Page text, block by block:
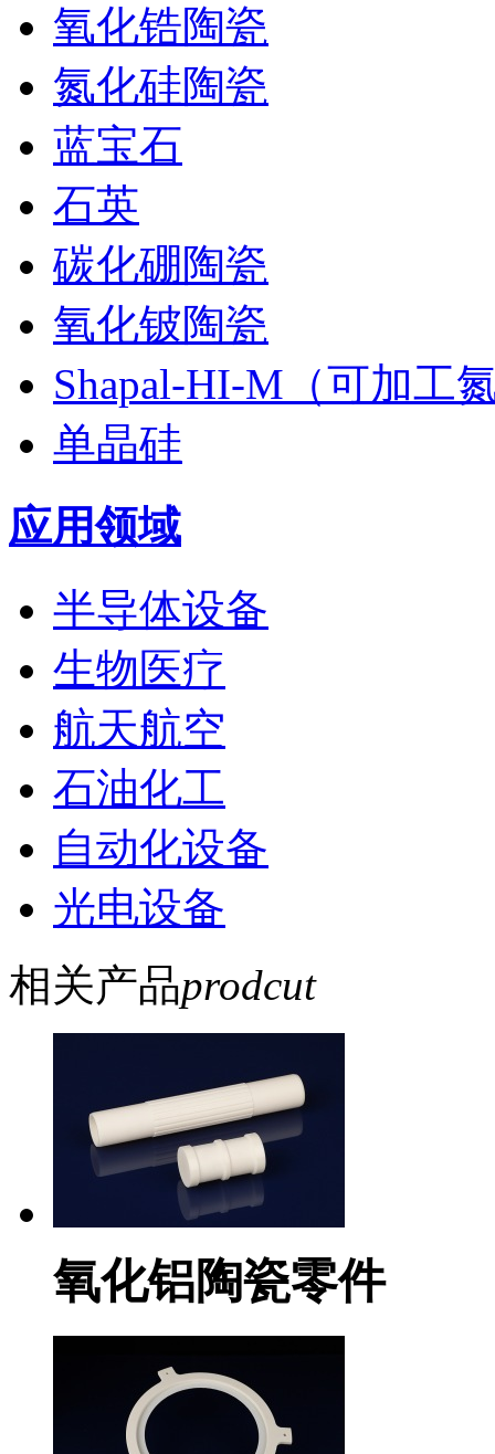
氧化锆陶瓷
氮化硅陶瓷
蓝宝石
石英
碳化硼陶瓷
氧化铍陶瓷
Shapal-HI-M（可加工
单晶硅
应用领域
半导体设备
生物医疗
航天航空
石油化工
自动化设备
光电设备
相关产品prodcut
氧化铝陶瓷零件